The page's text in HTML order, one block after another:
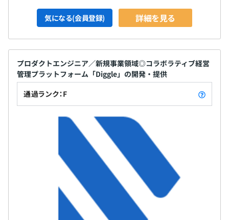
気になる(会員登録) 詳細を見る
プロダクトエンジニア／新規事業領域◎コラボラティブ経営
管理プラットフォーム「Diggle」の開発・提供
通過ランク：F